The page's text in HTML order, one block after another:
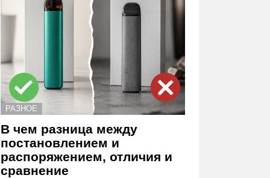
РАЗНОЕ
В чем разница между
постановлением и
распоряжением, отличия и
сравнение